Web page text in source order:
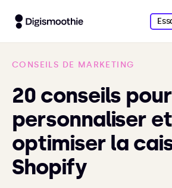
CONSEILS DE MARKETING
20 conseils pour
personnaliser et
optimiser la
Shopify